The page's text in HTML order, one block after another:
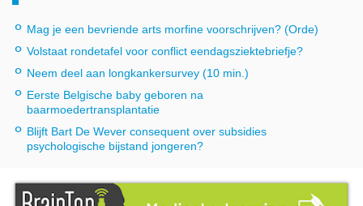
∘ Mag je een bevriende arts morfine voorschrijven? (Orde)
∘ Volstaat rondetafel voor conflict eendagsziektebriefje?
∘ Neem deel aan longkankersurvey (10 min.)
∘ Eerste Belgische baby geboren na
baarmoedertransplantatie
∘ Blijft Bart De Wever consequent over subsidies
psychologische bijstand jongeren?